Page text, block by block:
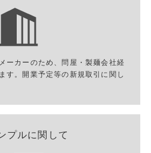
ーカーのため、問屋・製麺会社経
す。開業予定等の新規取引に関し
プルに関して